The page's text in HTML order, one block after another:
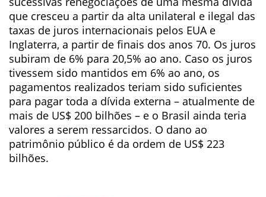
que cresceu a partir da alta unilateral e ilegal das
taxas de juros internacionais pelos EUA e
Inglaterra, a partir de finais dos anos 70. Os juros
subiram de 6% para 20,5% ao ano. Caso os juros
tivessem sido mantidos em 6% ao ano, os
pagamentos realizados teriam sido suficientes
para pagar toda a dívida externa – atualmente de
mais de US$ 200 bilhões – e o Brasil ainda teria
valores a serem ressarcidos. O dano ao
patrimônio público é da ordem de US$ 223
bilhões.